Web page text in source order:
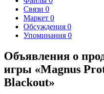
Связи 0
Маркет 0
Обсуждения 0
Упоминания 0
Объявления о
игры «Magnus
Blackout»